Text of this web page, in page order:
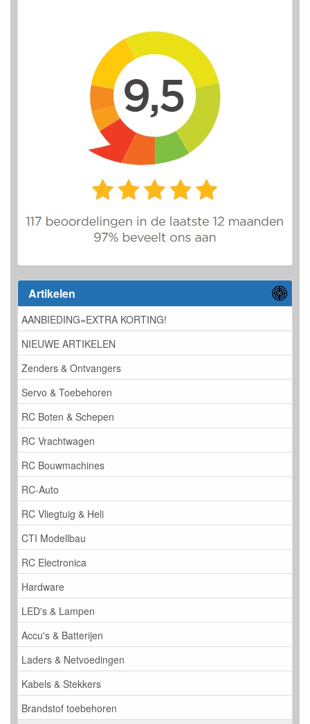
Artikelen
AANBIEDING=EXTRA KORTING!
NIEUWE ARTIKELEN
Zenders & Ontvangers
Servo & Toebehoren
RC Boten & Schepen
RC Vrachtwagen
RC Bouwmachines
RC-Auto
RC Vliegtuig & Heli
CTI Modellbau
RC Electronica
Hardware
LED's & Lampen
Accu's & Batterijen
Laders & Netvoedingen
Kabels & Stekkers
Brandstof toebehoren